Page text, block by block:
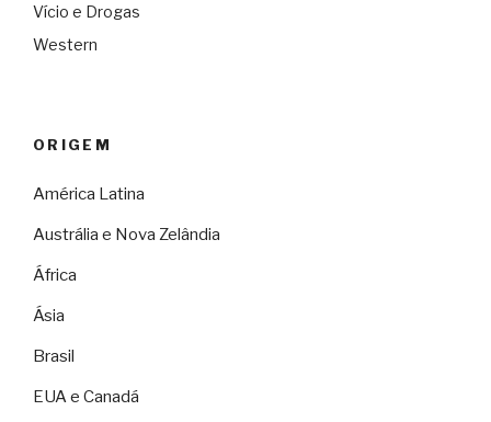
Vício e Drogas
Western
ORIGEM
América Latina
Austrália e Nova Zelândia
África
Ásia
Brasil
EUA e Canadá